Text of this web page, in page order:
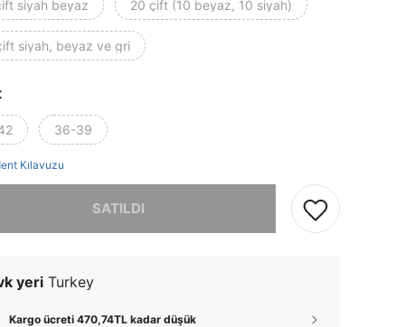
siyah beyaz 20 çift (10 beyaz, 10 siyah)
siyah, beyaz ve gri
36-39
Kılavuzu
SATILDI
yeri Turkey
Kargo ücreti 470,74TL kadar düşük